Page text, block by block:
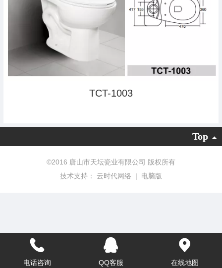
TCT-1003
Top
©2016 唐山市天坛瓷业有限公司 版权所有
技术支持： 云时代网络 | 电脑版
电话咨询 QQ客服 在线地图